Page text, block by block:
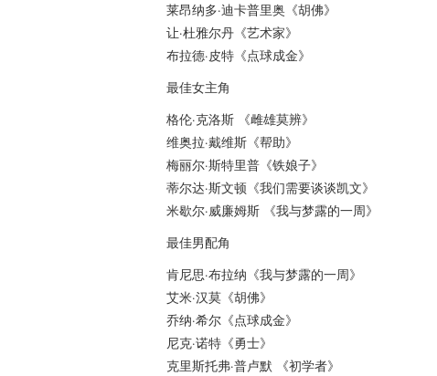
莱昂纳多·迪卡普里奥《胡佛》
让·杜雅尔丹《艺术家》
布拉德·皮特《点球成金》
最佳女主角
格伦·克洛斯 《雌雄莫辨》
维奥拉·戴维斯《帮助》
梅丽尔·斯特里普《铁娘子》
蒂尔达·斯文顿《我们需要谈谈凯文》
米歇尔·威廉姆斯 《我与梦露的一周》
最佳男配角
肯尼思·布拉纳《我与梦露的一周》
艾米·汉莫《胡佛》
乔纳·希尔《点球成金》
尼克·诺特《勇士》
克里斯托弗·普卢默 《初学者》